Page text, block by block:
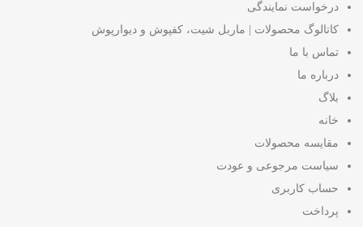
درخواست نمایندگی
کاتالوگ محصولات | ماربل شیت، کفپوش و دیوارپوش
تماس با ما
درباره ما
بلاگ
خانه
مقایسه محصولات
سیاست مرجوعی و عودت
حساب کاربری
پرداخت